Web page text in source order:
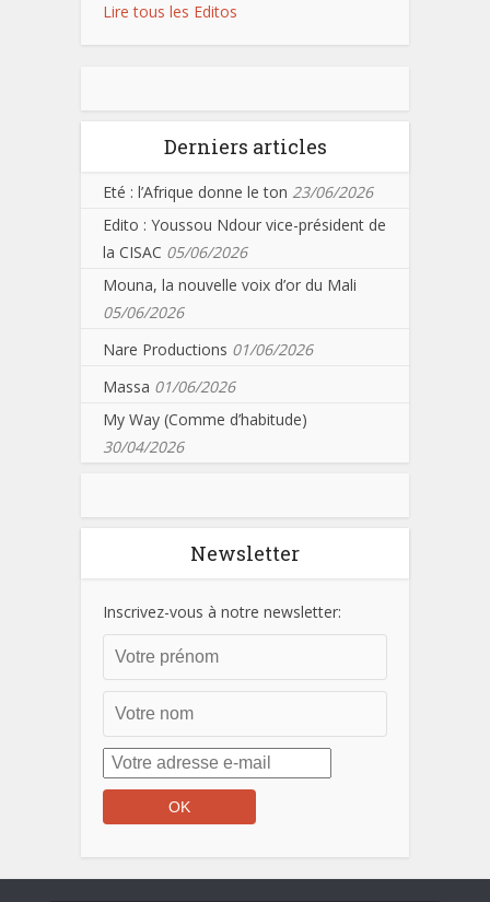
Lire tous les Editos
Derniers articles
Eté : l’Afrique donne le ton 23/06/2026
Edito : Youssou Ndour vice-président de
la CISAC 05/06/2026
Mouna, la nouvelle voix d’or du Mali
05/06/2026
Nare Productions 01/06/2026
Massa 01/06/2026
My Way (Comme d’habitude)
30/04/2026
Newsletter
Inscrivez-vous à notre newsletter: